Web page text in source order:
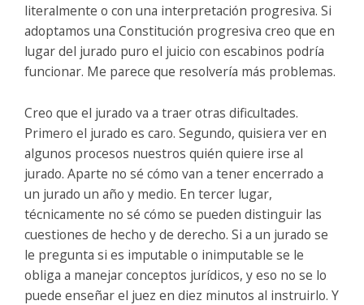
literalmente o con una interpretación progresiva. Si
adoptamos una Constitución progresiva creo que en
lugar del jurado puro el juicio con escabinos podría
funcionar. Me parece que resolvería más problemas.
Creo que el jurado va a traer otras dificultades.
Primero el jurado es caro. Segundo, quisiera ver en
algunos procesos nuestros quién quiere irse al
jurado. Aparte no sé cómo van a tener encerrado a
un jurado un año y medio. En tercer lugar,
técnicamente no sé cómo se pueden distinguir las
cuestiones de hecho y de derecho. Si a un jurado se
le pregunta si es imputable o inimputable se le
obliga a manejar conceptos jurídicos, y eso no se lo
puede enseñar el juez en diez minutos al instruirlo. Y